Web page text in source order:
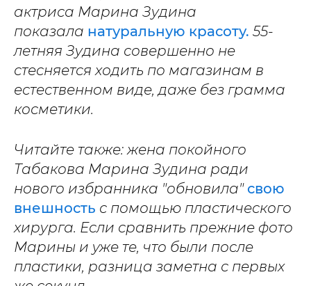
актриса Марина Зудина
показала натуральную красоту. 55-
летняя Зудина совершенно не
стесняется ходить по магазинам в
естественном виде, даже без грамма
косметики.
Читайте также: жена покойного
Табакова Марина Зудина ради
нового избранника "обновила"свою
внешность с помощью пластического
хирурга. Если сравнить прежние фото
Марины и уже те, что были после
пластики, разница заметна с первых